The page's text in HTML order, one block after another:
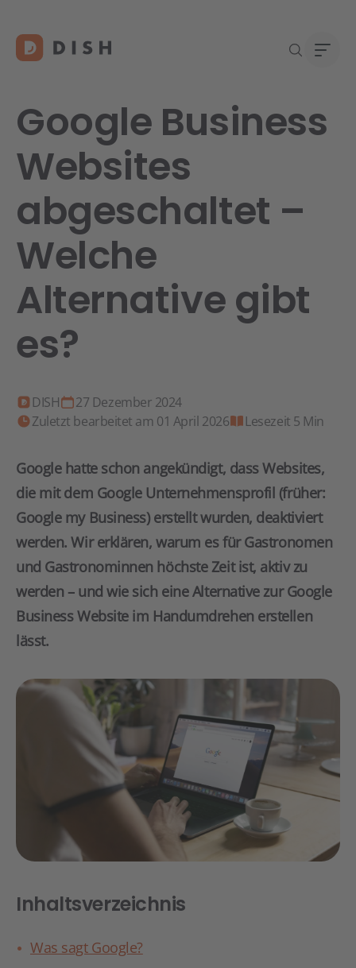
Google Business
Websites
abgeschaltet –
Welche
Alternative gibt
es?
DISH
27 Dezember 2024
Zuletzt bearbeitet am 01 April 2026
Lesezeit 5 Min
Google hatte schon angekündigt, dass Websites,
die mit dem Google Unternehmensprofil (früher:
Google my Business) erstellt wurden, deaktiviert
werden. Wir erklären, warum es für Gastronomen
und Gastronominnen höchste Zeit ist, aktiv zu
werden – und wie sich eine Alternative zur Google
Business Website im Handumdrehen erstellen
lässt.
Inhaltsverzeichnis
Was sagt Google?